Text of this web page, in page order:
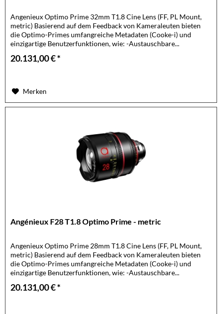
Angenieux Optimo Prime 32mm T1.8 Cine Lens (FF, PL Mount,
metric) Basierend auf dem Feedback von Kameraleuten bieten
die Optimo-Primes umfangreiche Metadaten (Cooke-i) und
einzigartige Benutzerfunktionen, wie: -Austauschbare...
20.131,00 € *
Merken
Angénieux F28 T1.8 Optimo Prime - metric
Angenieux Optimo Prime 28mm T1.8 Cine Lens (FF, PL Mount,
metric) Basierend auf dem Feedback von Kameraleuten bieten
die Optimo-Primes umfangreiche Metadaten (Cooke-i) und
einzigartige Benutzerfunktionen, wie: -Austauschbare...
20.131,00 € *